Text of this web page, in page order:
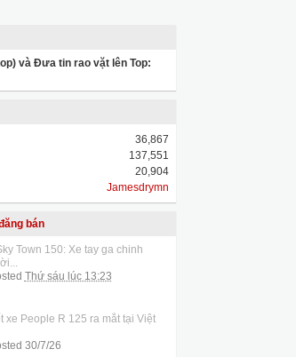
và Đưa tin rao vặt lên Top:
36,867
137,551
20,904
Jamesdrymn
bán
Town 150: Xe tay ga chinh
Thứ sáu lúc 13:23
xe People R 125 ra mắt tại Việt
30/7/26